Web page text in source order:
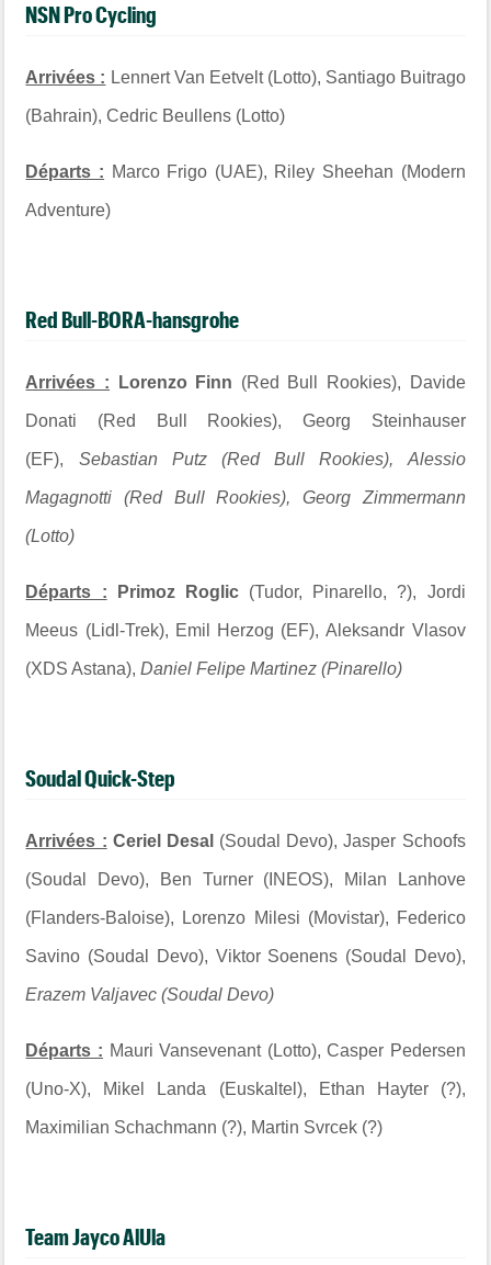
NSN Pro Cycling
Arrivées : Lennert Van Eetvelt (Lotto), Santiago Buitrago
(Bahrain), Cedric Beullens (Lotto)
Départs : Marco Frigo (UAE), Riley Sheehan (Modern
Adventure)
Red Bull-BORA-hansgrohe
Arrivées : Lorenzo Finn (Red Bull Rookies), Davide
Donati (Red Bull Rookies), Georg Steinhauser
(EF), Sebastian Putz (Red Bull Rookies), Alessio
Magagnotti (Red Bull Rookies), Georg Zimmermann
(Lotto)
Départs : Primoz Roglic (Tudor, Pinarello, ?), Jordi
Meeus (Lidl-Trek), Emil Herzog (EF), Aleksandr Vlasov
(XDS Astana),Daniel Felipe Martinez (Pinarello)
Soudal Quick-Step
Arrivées : Ceriel Desal (Soudal Devo), Jasper Schoofs
(Soudal Devo), Ben Turner (INEOS), Milan Lanhove
(Flanders-Baloise), Lorenzo Milesi (Movistar), Federico
Savino (Soudal Devo), Viktor Soenens (Soudal Devo),
Erazem Valjavec (Soudal Devo)
Départs : Mauri Vansevenant (Lotto), Casper Pedersen
(Uno-X), Mikel Landa (Euskaltel), Ethan Hayter (?),
Maximilian Schachmann (?), Martin Svrcek (?)
Team Jayco AlUla